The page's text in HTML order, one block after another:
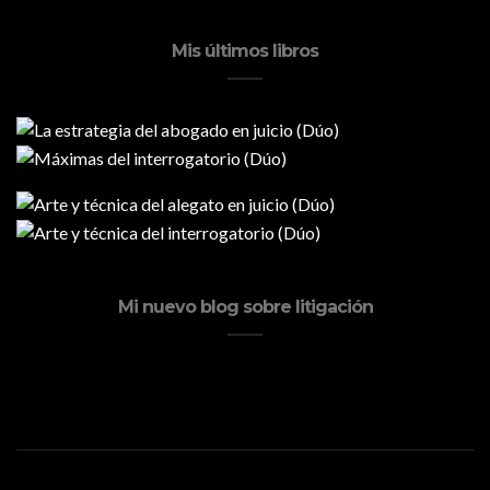
Mis últimos libros
Mi nuevo blog sobre litigación